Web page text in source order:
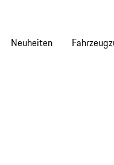
Neuheiten